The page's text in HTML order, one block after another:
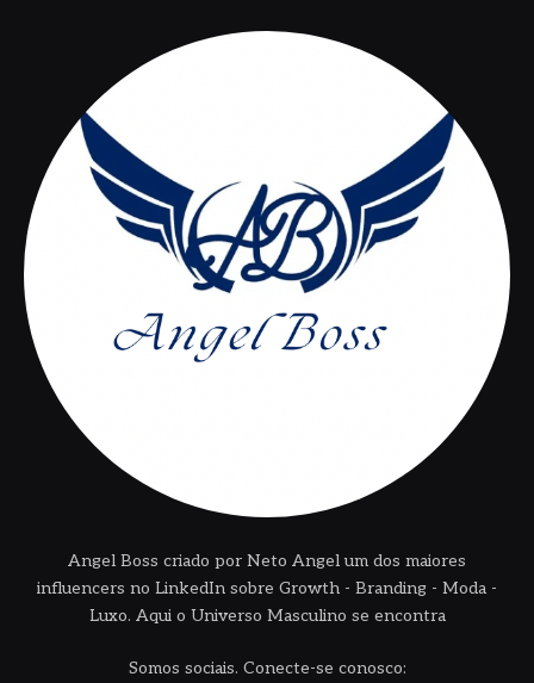
Angel Boss criado por Neto Angel um dos maiores
influencers no LinkedIn sobre Growth - Branding - Moda -
Luxo. Aqui o Universo Masculino se encontra
Somos sociais. Conecte-se conosco: